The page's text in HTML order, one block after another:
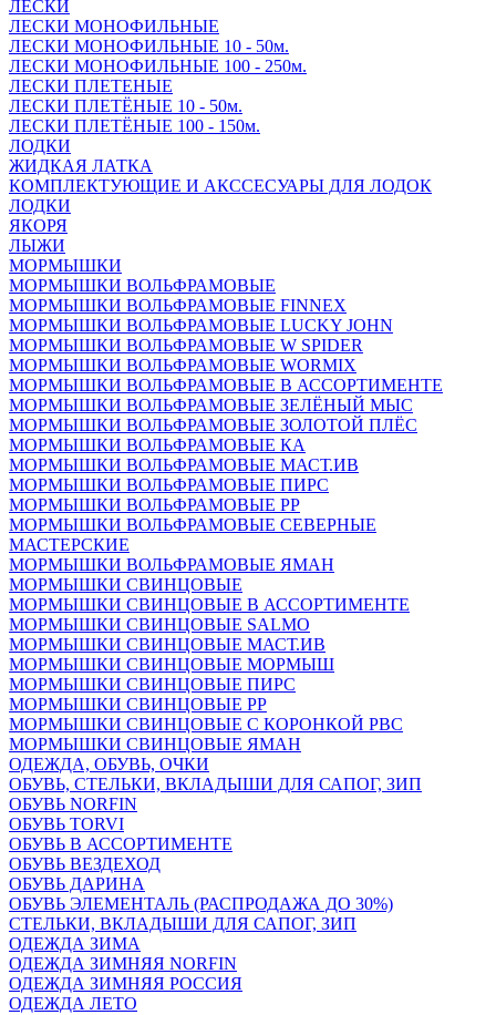
ЛЕСКИ
ЛЕСКИ МОНОФИЛЬНЫЕ
ЛЕСКИ МОНОФИЛЬНЫЕ 10 - 50м.
ЛЕСКИ МОНОФИЛЬНЫЕ 100 - 250м.
ЛЕСКИ ПЛЕТЕНЫЕ
ЛЕСКИ ПЛЕТЁНЫЕ 10 - 50м.
ЛЕСКИ ПЛЕТЁНЫЕ 100 - 150м.
ЛОДКИ
ЖИДКАЯ ЛАТКА
КОМПЛЕКТУЮЩИЕ И АКССЕСУАРЫ ДЛЯ ЛОДОК
ЛОДКИ
ЯКОРЯ
ЛЫЖИ
МОРМЫШКИ
МОРМЫШКИ ВОЛЬФРАМОВЫЕ
МОРМЫШКИ ВОЛЬФРАМОВЫЕ FINNEX
МОРМЫШКИ ВОЛЬФРАМОВЫЕ LUCKY JOHN
МОРМЫШКИ ВОЛЬФРАМОВЫЕ W SPIDER
МОРМЫШКИ ВОЛЬФРАМОВЫЕ WORMIX
МОРМЫШКИ ВОЛЬФРАМОВЫЕ В АССОРТИМЕНТЕ
МОРМЫШКИ ВОЛЬФРАМОВЫЕ ЗЕЛЁНЫЙ МЫС
МОРМЫШКИ ВОЛЬФРАМОВЫЕ ЗОЛОТОЙ ПЛЁС
МОРМЫШКИ ВОЛЬФРАМОВЫЕ КА
МОРМЫШКИ ВОЛЬФРАМОВЫЕ МАСТ.ИВ
МОРМЫШКИ ВОЛЬФРАМОВЫЕ ПИРС
МОРМЫШКИ ВОЛЬФРАМОВЫЕ РР
МОРМЫШКИ ВОЛЬФРАМОВЫЕ СЕВЕРНЫЕ
МАСТЕРСКИЕ
МОРМЫШКИ ВОЛЬФРАМОВЫЕ ЯМАН
МОРМЫШКИ СВИНЦОВЫЕ
МОРМЫШКИ СВИНЦОВЫЕ В АССОРТИМЕНТЕ
МОРМЫШКИ СВИНЦОВЫЕ SALMO
МОРМЫШКИ СВИНЦОВЫЕ МАСТ.ИВ
МОРМЫШКИ СВИНЦОВЫЕ МОРМЫШ
МОРМЫШКИ СВИНЦОВЫЕ ПИРС
МОРМЫШКИ СВИНЦОВЫЕ РР
МОРМЫШКИ СВИНЦОВЫЕ С КОРОНКОЙ РВС
МОРМЫШКИ СВИНЦОВЫЕ ЯМАН
ОДЕЖДА, ОБУВЬ, ОЧКИ
ОБУВЬ, СТЕЛЬКИ, ВКЛАДЫШИ ДЛЯ САПОГ, ЗИП
ОБУВЬ NORFIN
ОБУВЬ TORVI
ОБУВЬ В АССОРТИМЕНТЕ
ОБУВЬ ВЕЗДЕХОД
ОБУВЬ ДАРИНА
ОБУВЬ ЭЛЕМЕНТАЛЬ (РАСПРОДАЖА ДО 30%)
СТЕЛЬКИ, ВКЛАДЫШИ ДЛЯ САПОГ, ЗИП
ОДЕЖДА ЗИМА
ОДЕЖДА ЗИМНЯЯ NORFIN
ОДЕЖДА ЗИМНЯЯ РОССИЯ
ОДЕЖДА ЛЕТО